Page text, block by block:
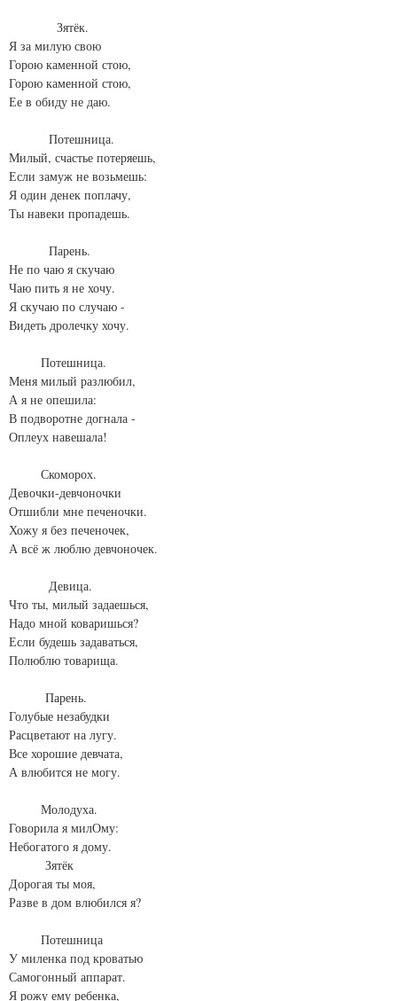
Зятёк.
Я за милую свою
Горою каменной стою,
Горою каменной стою,
Ее в обиду не даю.
Потешница.
Милый, счастье потеряешь,
Если замуж не возьмешь:
Я один денек поплачу,
Ты навеки пропадешь.
Парень.
Не по чаю я скучаю
Чаю пить я не хочу.
Я скучаю по случаю -
Видеть дролечку хочу.
Потешница.
Меня милый разлюбил,
А я не опешила:
В подворотне догнала -
Оплеух навешала!
Скоморох.
Девочки-девчоночки
Отшибли мне печеночки.
Хожу я без печеночек,
А всё ж люблю девчоночек.
Девица.
Что ты, милый задаешься,
Надо мной коваришься?
Если будешь задаваться,
Полюблю товарища.
Парень.
Голубые незабудки
Расцветают на лугу.
Все хорошие девчата,
А влюбится не могу.
Молодуха.
Говорила я милОму:
Небогатого я дому.
Зятёк
Дорогая ты моя,
Разве в дом влюбился я?
Потешница
У миленка под кроватью
Самогонный аппарат.
Я рожу ему ребенка,